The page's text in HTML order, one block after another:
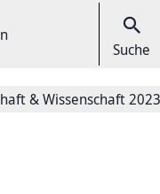
Suche
& Wissenschaft 2023